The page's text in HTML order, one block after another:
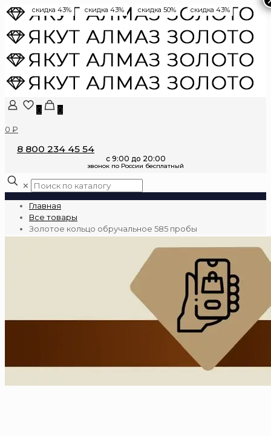
0
0
0 ₽
8 800 234 45 54
✕
Главная
Все товары
Золотое кольцо обручальное 585 пробы
скидка 43% скидка 43% скидка 50% скидка 43%